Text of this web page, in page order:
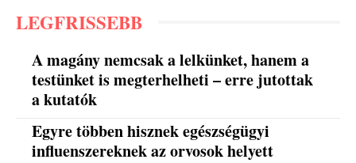
LEGFRISSEBB
A magány nemcsak a lelkünket, hanem a
testünket is megterhelheti – erre jutottak
a kutatók
Egyre többen hisznek egészségügyi
influenszereknek az orvosok helyett